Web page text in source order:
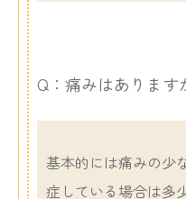
Q：痛みはあります
基本的には痛みの少
症している場合は多